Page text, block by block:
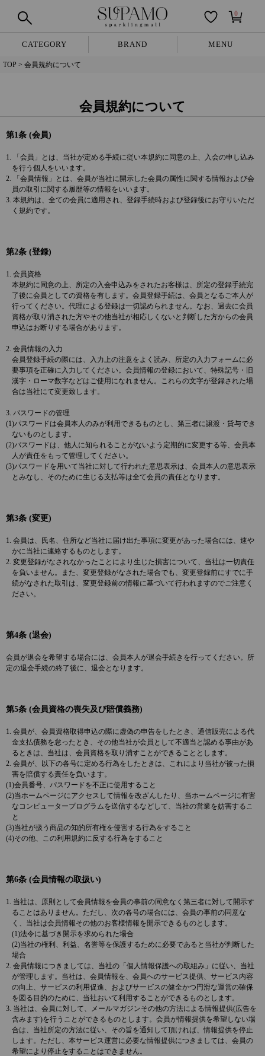
0
CATEGORY BRAND MENU
TOP 会員規約について
会員規約について
第1条 (会員)
1. 「会員」とは、当社が定める手続に従い本規約に同意の上、入会の申し込み
を行う個人をいいます。
2. 「会員情報」とは、会員が当社に開示した会員の属性に関する情報および会
員の取引に関する履歴等の情報をいいます。
3. 本規約は、全ての会員に適用され、登録手続時および登録後にお守りいただ
く規約です。
第2条 (登録)
1. 会員資格
本規約に同意の上、所定の入会申込みをされたお客様は、所定の登録手続完
了後に会員としての資格を有します。会員登録手続は、会員となるご本人が
行ってください。代理による登録は一切認められません。なお、過去に会員
資格が取り消された方やその他当社が相応しくないと判断した方からの会員
申込はお断りする場合があります。
2. 会員情報の入力
会員登録手続の際には、入力上の注意をよく読み、所定の入力フォームに必
要事項を正確に入力してください。会員情報の登録において、特殊記号・旧
漢字・ローマ数字などはご使用になれません。これらの文字が登録された場
合は当社にて変更致します。
3. パスワードの管理
(1)パスワードは会員本人のみが利用できるものとし、第三者に譲渡・貸与でき
ないものとします。
(2)パスワードは、他人に知られることがないよう定期的に変更する等、会員本
人が責任をもって管理してください。
(3)パスワードを用いて当社に対して行われた意思表示は、会員本人の意思表示
とみなし、そのために生じる支払等は全て会員の責任となります。
第3条 (変更)
1. 会員は、氏名、住所など当社に届け出た事項に変更があった場合には、速や
かに当社に連絡するものとします。
2. 変更登録がなされなかったことにより生じた損害について、当社は一切責任
を負いません。また、変更登録がなされた場合でも、変更登録前にすでに手
続がなされた取引は、変更登録前の情報に基づいて行われますのでご注意く
ださい。
第4条 (退会)
会員が退会を希望する場合には、会員本人が退会手続きを行ってください。所
定の退会手続の終了後に、退会となります。
第5条 (会員資格の喪失及び賠償義務)
1. 会員が、会員資格取得申込の際に虚偽の申告をしたとき、通信販売による代
金支払債務を怠ったとき、その他当社が会員として不適当と認める事由があ
るときは、当社は、会員資格を取り消すことができることとします。
2. 会員が、以下の各号に定める行為をしたときは、これにより当社が被った損
害を賠償する責任を負います。
(1)会員番号、パスワードを不正に使用すること
(2)当ホームページにアクセスして情報を改ざんしたり、当ホームページに有害
なコンピュータープログラムを送信するなどして、当社の営業を妨害するこ
と
(3)当社が扱う商品の知的所有権を侵害する行為をすること
(4)その他、この利用規約に反する行為をすること
第6条 (会員情報の取扱い)
1. 当社は、原則として会員情報を会員の事前の同意なく第三者に対して開示す
ることはありません。ただし、次の各号の場合には、会員の事前の同意な
く、当社は会員情報その他のお客様情報を開示できるものとします。
(1)法令に基づき開示を求められた場合
(2)当社の権利、利益、名誉等を保護するために必要であると当社が判断した
場合
2. 会員情報につきましては、当社の「個人情報保護への取組み」に従い、当社
が管理します。当社は、会員情報を、会員へのサービス提供、サービス内容
の向上、サービスの利用促進、およびサービスの健全かつ円滑な運営の確保
を図る目的のために、当社おいて利用することができるものとします。
3. 当社は、会員に対して、メールマガジンその他の方法による情報提供(広告を
含みます)を行うことができるものとします。会員が情報提供を希望しない場
合は、当社所定の方法に従い、その旨を通知して頂ければ、情報提供を停止
します。ただし、本サービス運営に必要な情報提供につきましては、会員の
希望により停止をすることはできません。